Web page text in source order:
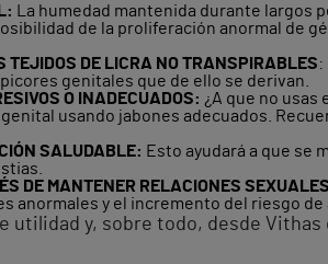
La humedad mantenida durante largos
de la proliferación anormal de
TEJIDOS DE LICRA NO TRANSPIRABLES:
genitales que de ello se derivan.
O INADECUADOS: ¿A que no usas
usando jabones adecuados.
SALUDABLE: Esto ayudará a que se
DE MANTENER RELACIONES
anormales y el incremento del riesgo
utilidad y, sobre todo, desde